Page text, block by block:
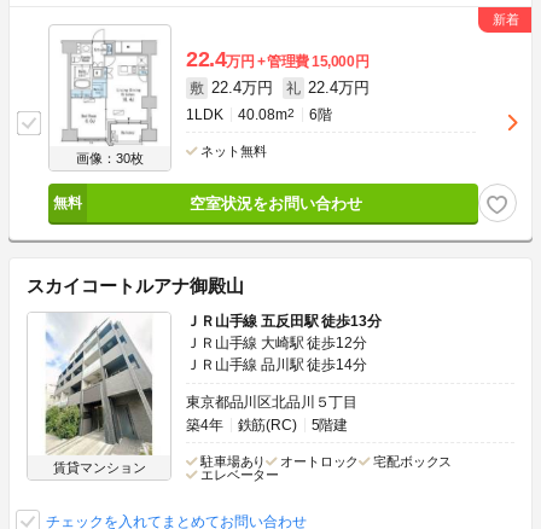
画像：30枚
22.4万円 管理費15,000円
敷 22.4万円 礼 22.4万円
1LDK 40.08m2 6階
ネット無料
空室状況をお問い合わせ
スカイコートルアナ御殿山
賃貸マンション
ＪＲ山手線 五反田駅 徒歩13分
ＪＲ山手線 大崎駅 徒歩12分
ＪＲ山手線 品川駅 徒歩14分
東京都品川区北品川５丁目
築4年
鉄筋(RC) 5階建
駐車場あり オートロック
宅配ボックス
エレベーター
チェックを入れてまとめてお問い合わせ